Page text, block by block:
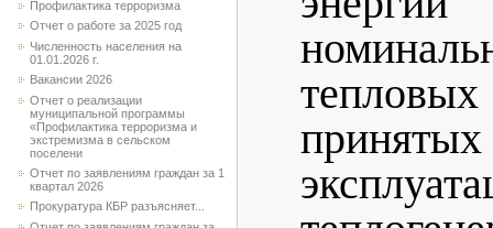
Профилактика терроризма
Отчет о работе за 2025 год
Численность населения на
01.01.2026 г.
Вакансии 2026
Отчет о реализации
муниципальной программы
«Профилактика терроризма и
экстремизма в сельском
поселени
Отчет по заявлениям граждан за 1
квартал 2026
Прокуратура КБР разъясняет...